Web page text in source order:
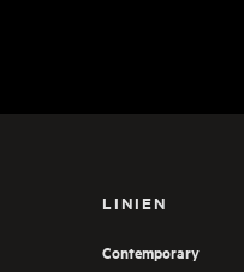
LINIEN
Contemporary